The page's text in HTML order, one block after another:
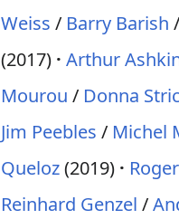
Weiss / Barry Barish /
(2017) Arthur
Mourou / Donna
Jim Peebles / Michel
Queloz(2019)
Reinhard Genzel /